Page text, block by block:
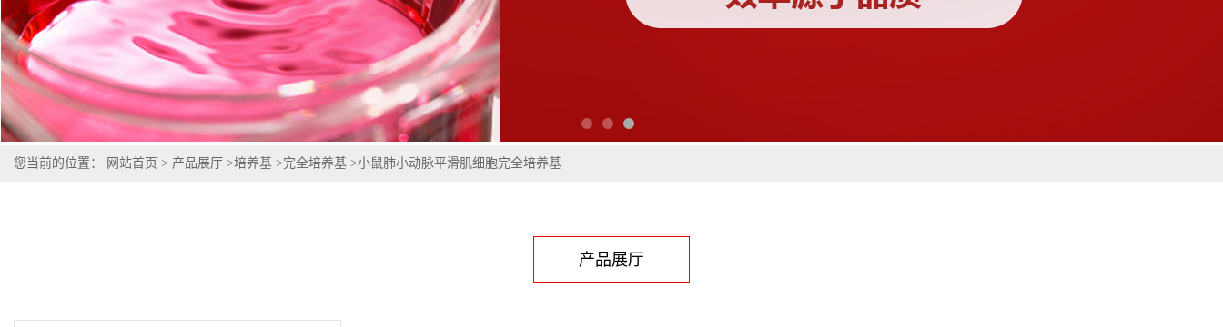
您当前的位置： 网站首页 > 产品展厅 >培养基 >完全培养基 >小鼠肺小动脉平滑肌细胞完全培养基
产品展厅